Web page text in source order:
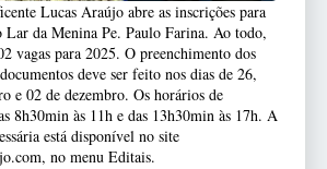
Lucas Araújo abre as inscrições para
Lar da Menina Pe. Paulo Farina. Ao todo,
vagas para 2025. O preenchimento dos
deve ser feito nos dias de 26,
e 02 de dezembro. Os horários de
8h30min às 11h e das 13h30min às 17h. A
está disponível no site
no menu Editais.